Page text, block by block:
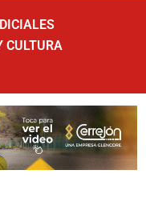
CULTURA